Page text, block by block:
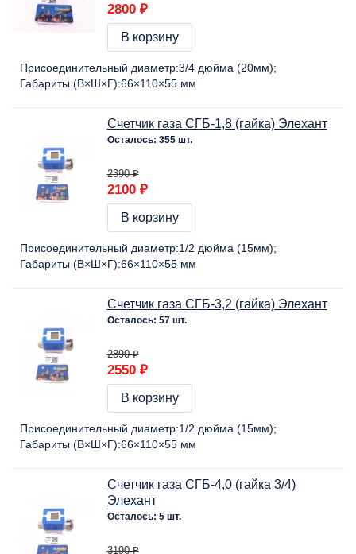
2800 ₽
В корзину
Присоединительный диаметр:3/4 дюйма (20мм)
Габариты (В×Ш×Г):66×110×55 мм
Счетчик газа СГБ-1,8 (гайка) Элехант
Осталось: 355 шт.
2390 ₽
2100 ₽
В корзину
Присоединительный диаметр:1/2 дюйма (15мм)
Габариты (В×Ш×Г):66×110×55 мм
Счетчик газа СГБ-3,2 (гайка) Элехант
Осталось: 57 шт.
2890 ₽
2550 ₽
В корзину
Присоединительный диаметр:1/2 дюйма (15мм)
Габариты (В×Ш×Г):66×110×55 мм
Счетчик газа СГБ-4,0 (гайка 3/4)
Элехант
Осталось: 5 шт.
3190 ₽